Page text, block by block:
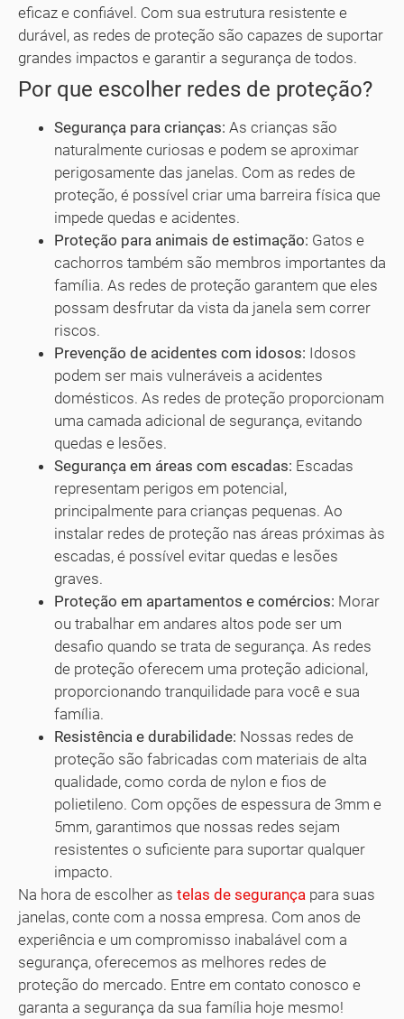
eficaz e confiável. Com sua estrutura resistente e
durável, as redes de proteção são capazes de suportar
grandes impactos e garantir a segurança de todos.
Por que escolher redes de proteção?
Segurança para crianças: As crianças são
naturalmente curiosas e podem se aproximar
perigosamente das janelas. Com as redes de
proteção, é possível criar uma barreira física que
impede quedas e acidentes.
Proteção para animais de estimação: Gatos e
cachorros também são membros importantes da
família. As redes de proteção garantem que eles
possam desfrutar da vista da janela sem correr
riscos.
Prevenção de acidentes com idosos: Idosos
podem ser mais vulneráveis a acidentes
domésticos. As redes de proteção proporcionam
uma camada adicional de segurança, evitando
quedas e lesões.
Segurança em áreas com escadas: Escadas
representam perigos em potencial,
principalmente para crianças pequenas. Ao
instalar redes de proteção nas áreas próximas às
escadas, é possível evitar quedas e lesões
graves.
Proteção em apartamentos e comércios: Morar
ou trabalhar em andares altos pode ser um
desafio quando se trata de segurança. As redes
de proteção oferecem uma proteção adicional,
proporcionando tranquilidade para você e sua
família.
Resistência e durabilidade: Nossas redes de
proteção são fabricadas com materiais de alta
qualidade, como corda de nylon e fios de
polietileno. Com opções de espessura de 3mm e
5mm, garantimos que nossas redes sejam
resistentes o suficiente para suportar qualquer
impacto.
Na hora de escolher as telas de segurança para suas
janelas, conte com a nossa empresa. Com anos de
experiência e um compromisso inabalável com a
segurança, oferecemos as melhores redes de
proteção do mercado. Entre em contato conosco e
garanta a segurança da sua família hoje mesmo!